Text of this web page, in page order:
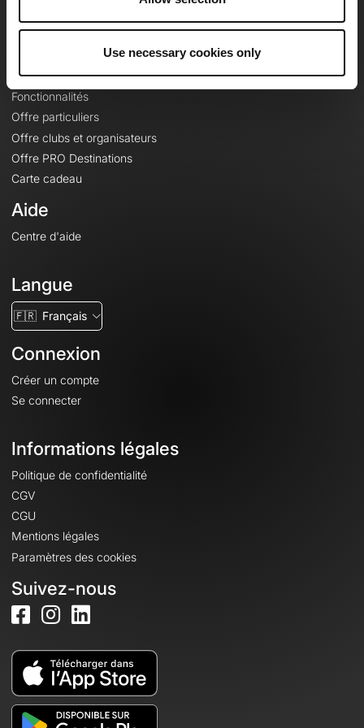
Use necessary cookies only
Le Mag'
Fonds de cartes topographiques
Fonctionnalités
Offre particuliers
Offre clubs et organisateurs
Offre PRO Destinations
Carte cadeau
Aide
Centre d'aide
Langue
🇫🇷 Français
Connexion
Créer un compte
Se connecter
Informations légales
Politique de confidentialité
CGV
CGU
Mentions légales
Paramètres des cookies
Suivez-nous